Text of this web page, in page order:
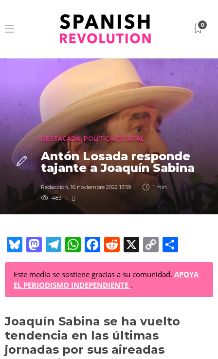
0
DESTACADA, POLÍTICA ESTATAL
Antón Losada responde
tajante a Joaquín Sabina
Redaccion, 16 noviembre 2022 13:59
1 min
483
Bl
u
e
sk
y
M
a
st
o
d
o
n
T
el
e
gr
a
m
W
h
at
s
A
p
p
F
a
c
e
b
o
o
R
e
d
di
t
X
C
o
p
y
Li
n
k
o
m
p
tir
Este medio se sostiene gracias a su comunidad. APOYA
EL PERIODISMO INDEPENDIENTE .
Joaquín Sabina se ha vuelto
tendencia en las últimas
jornadas por sus aireadas